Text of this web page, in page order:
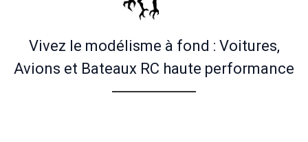
Vivez le modélisme à fond : Voitures,
Avions et Bateaux RC haute performance